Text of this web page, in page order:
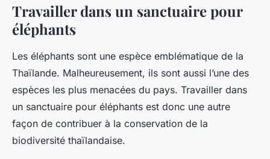
Travailler dans un sanctuaire pour
éléphants
Les éléphants sont une espèce emblématique de la
Thaïlande. Malheureusement, ils sont aussi l’une des
espèces les plus menacées du pays. Travailler dans
un sanctuaire pour éléphants est donc une autre
façon de contribuer à la conservation de la
biodiversité thaïlandaise.